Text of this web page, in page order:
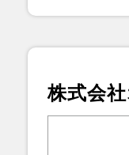
株式会